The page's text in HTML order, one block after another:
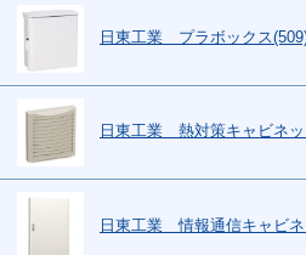
日東工業 プラボックス
日東工業 熱対策キャビネッ
日東工業 情報通信キャビネ